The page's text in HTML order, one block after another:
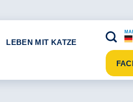
LEBEN MIT KATZE